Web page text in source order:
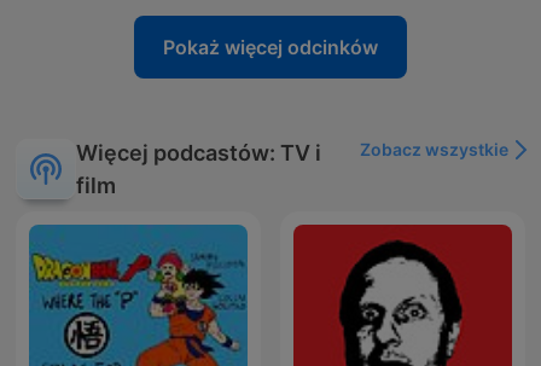
Pokaż więcej odcinków
Więcej podcastów: TV i
film
Zobacz wszystkie